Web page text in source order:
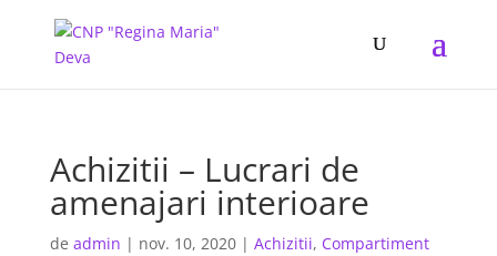
Achizitii – Lucrari de
amenajari interioare
de admin | nov. 10, 2020| Achizitii, Compartiment